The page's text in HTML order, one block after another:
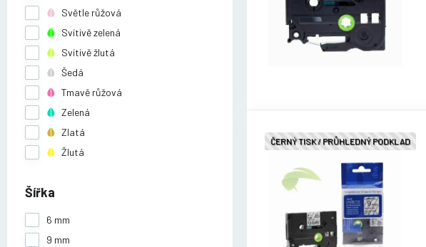
Světle růžová
Svítivě zelená
Svítivě žlutá
Šedá
Tmavě růžová
Zelená
Zlatá
Žlutá
Šířka
6 mm
9 mm
ČERNÝ TISK / PRŮHLEDNÝ PODKLAD